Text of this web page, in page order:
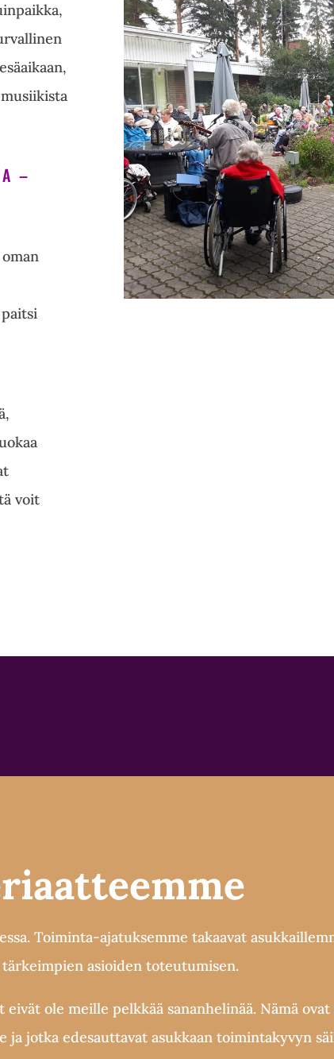
–
voit
Toiminta-ajatuksemme takaavat
asioiden toteutumisen.
ole meille pelkkää sananhelinää. Nämä ovat
ja jotka edesauttavat asukkaan toimintakyvyn